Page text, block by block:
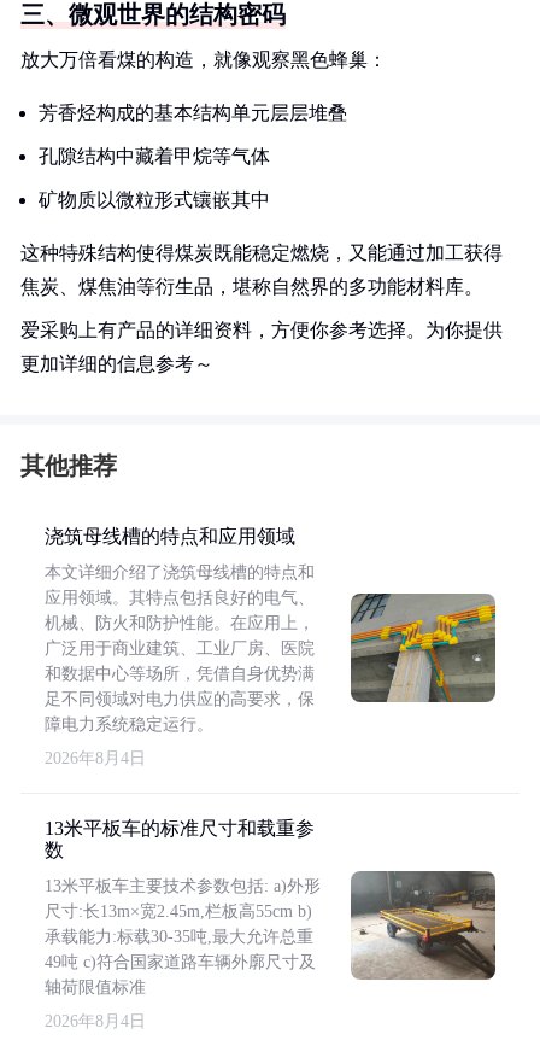
三、微观世界的结构密码
放大万倍看煤的构造，就像观察黑色蜂巢：
芳香烃构成的基本结构单元层层堆叠
孔隙结构中藏着甲烷等气体
矿物质以微粒形式镶嵌其中
这种特殊结构使得煤炭既能稳定燃烧，又能通过加工获得
焦炭、煤焦油等衍生品，堪称自然界的多功能材料库。
爱采购上有产品的详细资料，方便你参考选择。为你提供
更加详细的信息参考～
其他推荐
浇筑母线槽的特点和应用领域
本文详细介绍了浇筑母线槽的特点和
应用领域。其特点包括良好的电气、
机械、防火和防护性能。在应用上，
广泛用于商业建筑、工业厂房、医院
和数据中心等场所，凭借自身优势满
足不同领域对电力供应的高要求，保
障电力系统稳定运行。
2026年8月4日
13米平板车的标准尺寸和载重参
数
13米平板车主要技术参数包括: a)外形
尺寸:长13m×宽2.45m,栏板高55cm b)
承载能力:标载30-35吨,最大允许总重
49吨 c)符合国家道路车辆外廓尺寸及
轴荷限值标准
2026年8月4日